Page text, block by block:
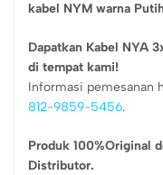
kabel NYM warna
Dapatkan Kabel NYA
di tempat kami!
Informasi pemesanan
812-9859-5456.
Produk 100%Original
Distributor.